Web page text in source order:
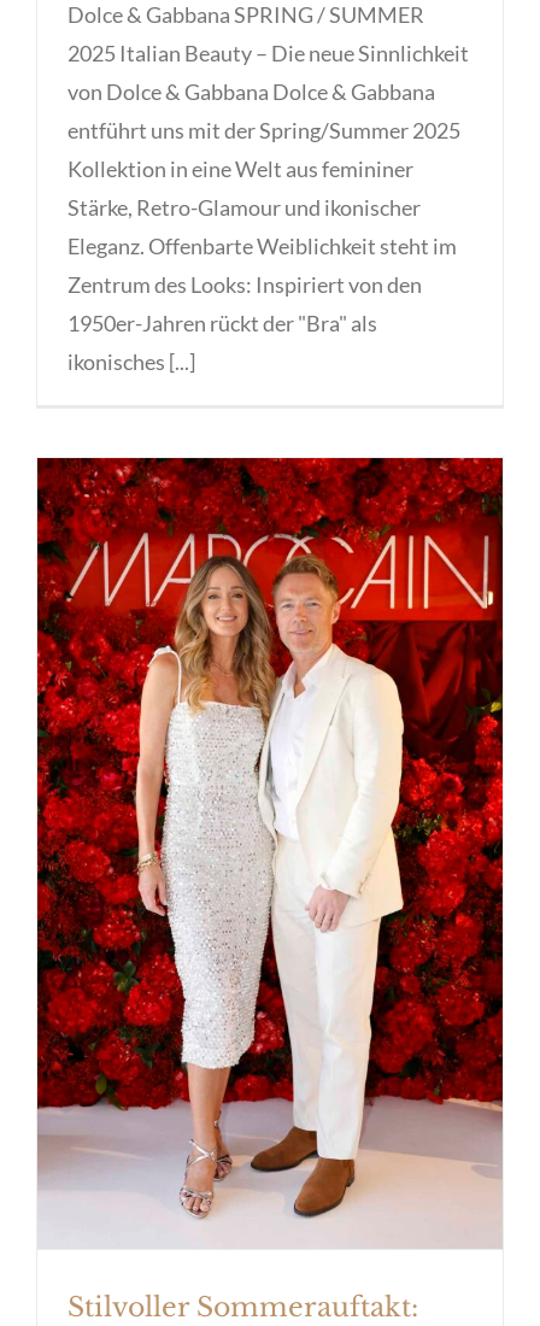
Dolce & Gabbana SPRING / SUMMER
2025 Italian Beauty – Die neue Sinnlichkeit
von Dolce & Gabbana Dolce & Gabbana
entführt uns mit der Spring/Summer 2025
Kollektion in eine Welt aus femininer
Stärke, Retro-Glamour und ikonischer
Eleganz. Offenbarte Weiblichkeit steht im
Zentrum des Looks: Inspiriert von den
1950er-Jahren rückt der "Bra" als
ikonisches [...]
Stilvoller Sommerauftakt: Marc
Cain inszeniert Glamour in
mediterraner Kulisse
Stilvoller Sommerauftakt: